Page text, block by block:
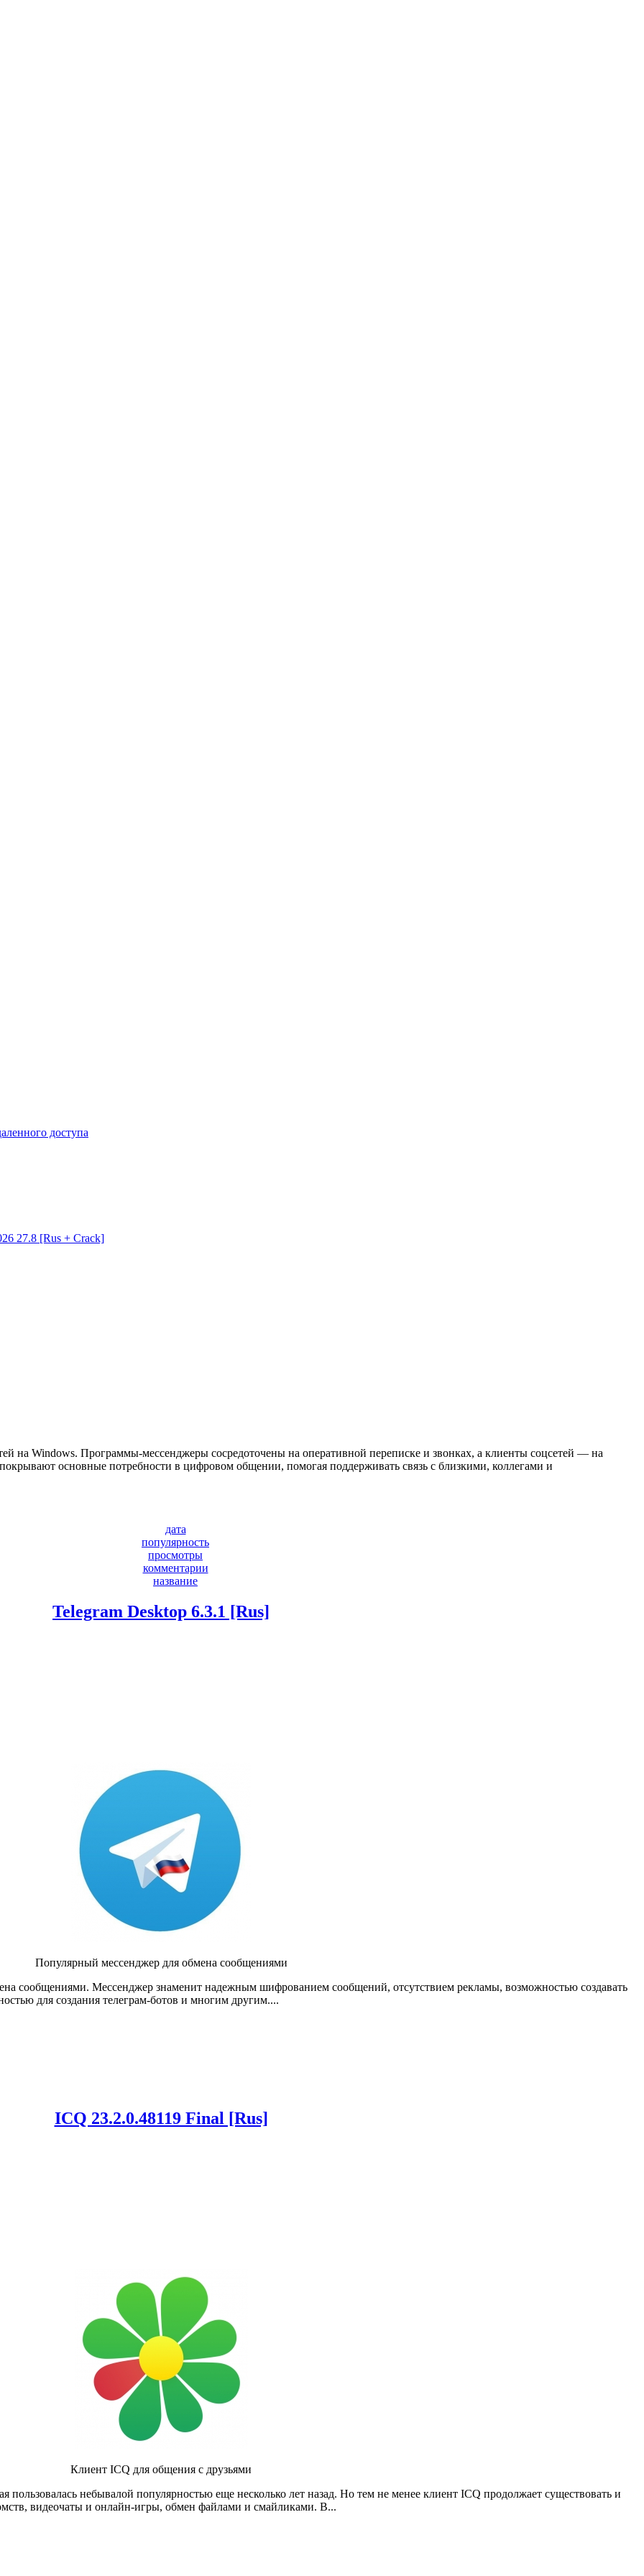
доступа
27.8 [Rus + Crack]
на Windows. Программы-мессенджеры сосредоточены на оперативной переписке и звонках, а клиенты соцсетей — на
основные потребности в цифровом общении, помогая поддерживать связь с близкими, коллегами и
дата
популярность
просмотры
комментарии
название
Telegram Desktop 6.3.1 [Rus]
Популярный мессенджер для обмена сообщениями
сообщениями. Мессенджер знаменит надежным шифрованием сообщений, отсутствием рекламы, возможностью создавать
для создания телеграм-ботов и многим другим....
ICQ 23.2.0.48119 Final [Rus]
Клиент ICQ для общения с друзьями
небывалой популярностью еще несколько лет назад. Но тем не менее клиент ICQ продолжает существовать и
видеочаты и онлайн-игры, обмен файлами и смайликами. В...